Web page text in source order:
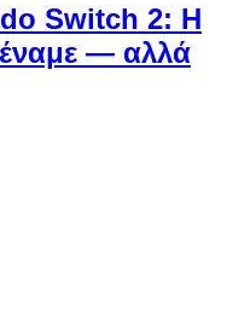
Switch 2: Η
— αλλά